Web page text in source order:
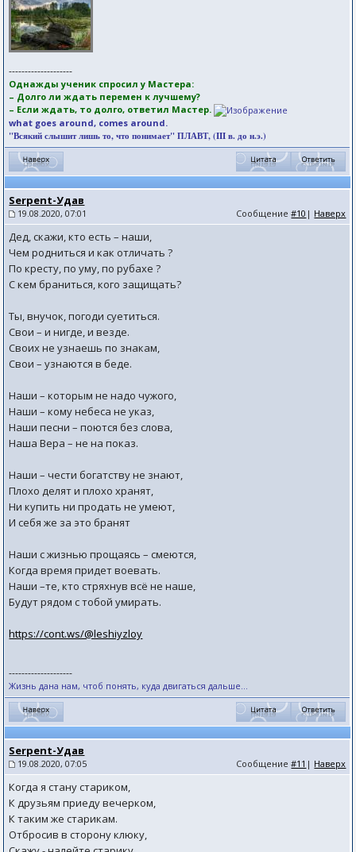
--------------------
Однажды ученик спросил у Мастера:
– Долго ли ждать перемен к лучшему?
– Если ждать, то долго, ответил Мастер.
what goes around, comes around.
"Всякий слышит лишь то, что понимает" ПЛАВТ, (III в. до н.э.)
Serpent-Удав
19.08.2020, 07:01 Сообщение#10 | Наверх
Дед, скажи, кто есть – наши,
Чем родниться и как отличать ?
По кресту, по уму, по рубахе ?
С кем браниться, кого защищать?
Ты, внучок, погоди суетиться.
Свои – и нигде, и везде.
Своих не узнаешь по знакам,
Свои – узнаются в беде.
Наши – которым не надо чужого,
Наши – кому небеса не указ,
Наши песни – поются без слова,
Наша Вера – не на показ.
Наши – чести богатству не знают,
Плохо делят и плохо хранят,
Ни купить ни продать не умеют,
И себя же за это бранят
Наши с жизнью прощаясь – смеются,
Когда время придет воевать.
Наши –те, кто стряхнув всё не наше,
Будут рядом с тобой умирать.
https://cont.ws/@leshiyzloy
--------------------
Жизнь дана нам, чтоб понять, куда двигаться дальше...
Serpent-Удав
19.08.2020, 07:05 Сообщение#11 | Наверх
Когда я стану стариком,
К друзьям приеду вечерком,
К таким же старикам.
Отбросив в сторону клюку,